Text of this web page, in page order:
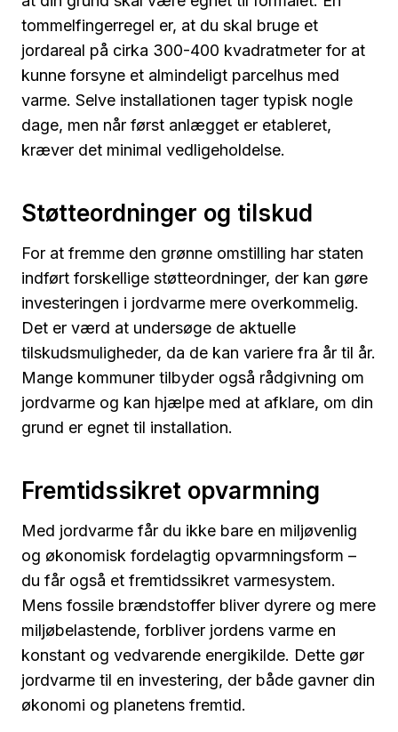
tommelfingerregel er, at du skal bruge et
jordareal på cirka 300-400 kvadratmeter for at
kunne forsyne et almindeligt parcelhus med
varme. Selve installationen tager typisk nogle
dage, men når først anlægget er etableret,
kræver det minimal vedligeholdelse.
Støtteordninger og tilskud
For at fremme den grønne omstilling har staten
indført forskellige støtteordninger, der kan gøre
investeringen i jordvarme mere overkommelig.
Det er værd at undersøge de aktuelle
tilskudsmuligheder, da de kan variere fra år til år.
Mange kommuner tilbyder også rådgivning om
jordvarme og kan hjælpe med at afklare, om din
grund er egnet til installation.
Fremtidssikret opvarmning
Med jordvarme får du ikke bare en miljøvenlig
og økonomisk fordelagtig opvarmningsform –
du får også et fremtidssikret varmesystem.
Mens fossile brændstoffer bliver dyrere og mere
miljøbelastende, forbliver jordens varme en
konstant og vedvarende energikilde. Dette gør
jordvarme til en investering, der både gavner din
økonomi og planetens fremtid.